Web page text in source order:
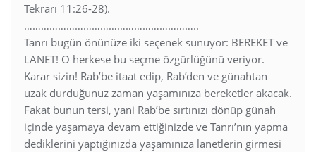
Tekrarı 11:26-28).
……………………………………………………..
Tanrı bugün önünüze iki seçenek sunuyor: BEREKET ve
LANET! O herkese bu seçme özgürlüğünü veriyor.
Karar sizin! Rab’be itaat edip, Rab’den ve günahtan
uzak durduğunuz zaman yaşamınıza bereketler akacak.
Fakat bunun tersi, yani Rab’be sırtınızı dönüp günah
içinde yaşamaya devam ettiğinizde ve Tanrı’nın yapma
dediklerini yaptığınızda yaşamınıza lanetlerin girmesi